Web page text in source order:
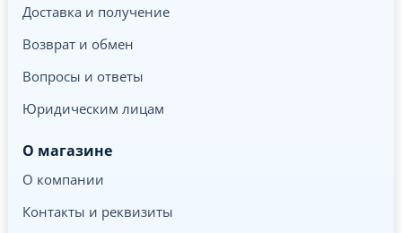
Доставка и получение
Возврат и обмен
Вопросы и ответы
Юридическим лицам
О магазине
О компании
Контакты и реквизиты